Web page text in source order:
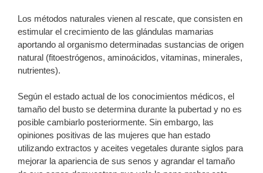
Los métodos naturales vienen al rescate, que consisten en
estimular el crecimiento de las glándulas mamarias
aportando al organismo determinadas sustancias de origen
natural (fitoestrógenos, aminoácidos, vitaminas, minerales,
nutrientes).
Según el estado actual de los conocimientos médicos, el
tamaño del busto se determina durante la pubertad y no es
posible cambiarlo posteriormente. Sin embargo, las
opiniones positivas de las mujeres que han estado
utilizando extractos y aceites vegetales durante siglos para
mejorar la apariencia de sus senos y agrandar el tamaño